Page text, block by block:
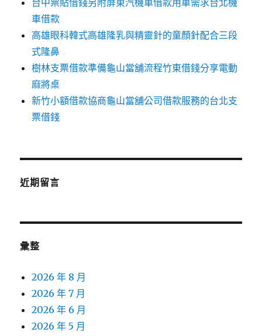
台中票貼借錢另附屏東汽機車借款用車需求台北機
車借款
高雄眼科韓式高雄隆乳與精靈針的童顏針配合三段
式隆鼻
樹林支票借款準備龜山當舖流程竹東借錢分享電動
麻將桌
新竹小額借款協商龜山當舖公司借款服務的台北支
票借錢
近期留言
彙整
2026 年 8 月
2026 年 7 月
2026 年 6 月
2026 年 5 月